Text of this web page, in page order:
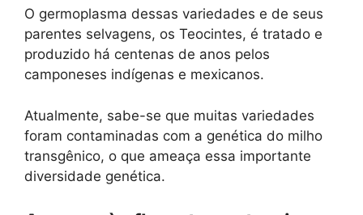
O germoplasma dessas variedades e de seus
parentes selvagens, os Teocintes, é tratado e
produzido há centenas de anos pelos
camponeses indígenas e mexicanos.
Atualmente, sabe-se que muitas variedades
foram contaminadas com a genética do milho
transgênico, o que ameaça essa importante
diversidade genética.